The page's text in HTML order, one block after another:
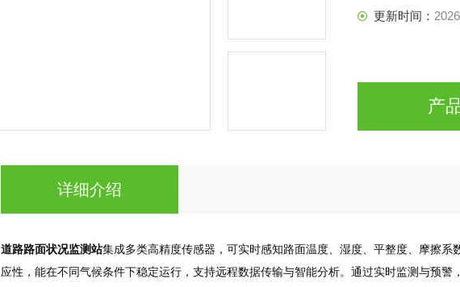
更新时间：
产
详细介绍
道路路面状况监测站集成多类高精度传感器，可实时感知路面温度、湿度、平整度、摩擦
应性，能在不同气候条件下稳定运行，支持远程数据传输与智能分析。通过实时监测与预